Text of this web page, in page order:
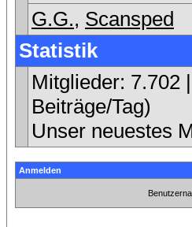
G.G., Scansped
Statistik
Mitglieder: 7.702
Beiträge/Tag)
Unser neuestes
Anmelden